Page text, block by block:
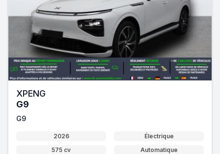
XPENG
G9
G9
2026
Électrique
575 cv
Automatique